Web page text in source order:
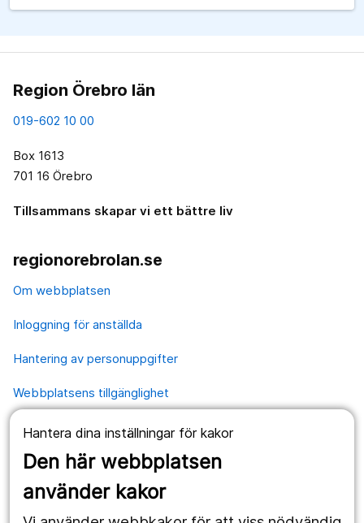
Hantera dina inställningar för kakor
Den här webbplatsen
använder kakor
Region Örebro län
019-602 10 00
Box 1613
701 16 Örebro
Tillsammans skapar vi ett bättre liv
regionorebrolan.se
Om webbplatsen
Inloggning för anställda
Hantering av personuppgifter
Webbplatsens tillgänglighet
Våra webbplatser
1177.se